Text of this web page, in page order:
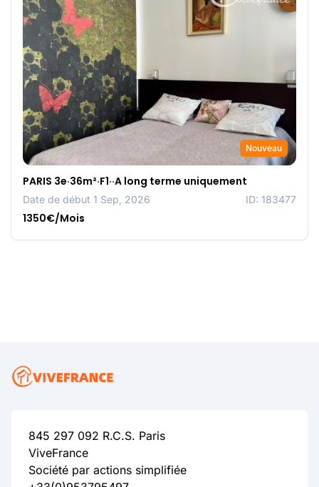
Nouveau
PARIS 3e·36m²·F1··A long terme uniquement
Date de début 1 Sep, 2026 ID: 183477
1350€/Mois
845 297 092 R.C.S. Paris
ViveFrance
Société par actions simplifiée